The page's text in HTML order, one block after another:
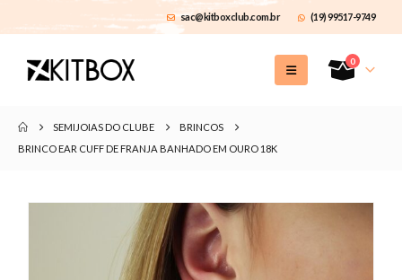
sac@kitboxclub.com.br (19) 99517-9749
0
SEMIJOIAS DO CLUBE
BRINCOS
BRINCO EAR CUFF DE FRANJA BANHADO EM OURO 18K